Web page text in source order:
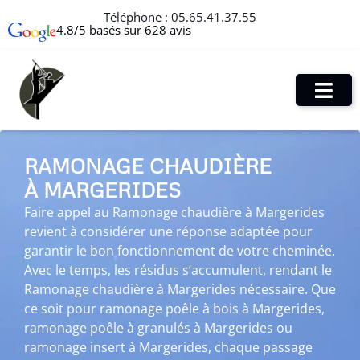
Téléphone : 05.65.41.37.55
4.8/5 basés sur 628 avis
RAMONAGE CHAUDIÈRE
À MARGERIDES
Faire appel au Ramonage chaudière à Margerides
revient à considérer une réponse adaptée pour
garantir le bon fonctionnement de votre cheminée.
Avec le temps, les résidus s’accumulent, rendant le
Ramonage chaudière à Margerides nécessaire. Que
ce soit pour ramonage poêle à bois à Margerides,
ramonage poêle à granulés à Margerides ou
ramonage insert à Margerides, chaque passage